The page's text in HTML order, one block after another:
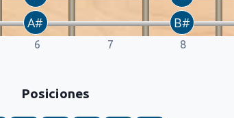
6 7 8
Posiciones